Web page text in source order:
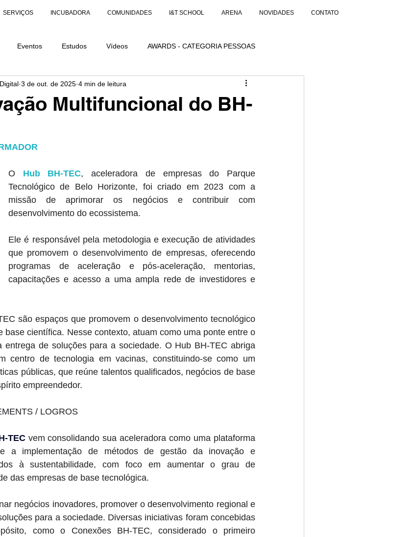
SERVIÇOS INCUBADORA COMUNIDADES I&T SCHOOL ARENA NOVIDADES CONTATO
Eventos Estudos Vídeos AWARDS - CATEGORIA PESSOAS
AWARDS - CATEGORIA DISTINÇÃO
Multifuncional do BH-
3 de out. de 2025 4 min de leitura
O Hub BH-TEC, aceleradora de empresas do Parque
Tecnológico de Belo Horizonte, foi criado em 2023 com a
missão de aprimorar os negócios e contribuir com
desenvolvimento do ecossistema.
Ele é responsável pela metodologia e execução de atividades
que promovem o desenvolvimento de empresas, oferecendo
programas de aceleração e pós-aceleração, mentorias,
capacitações e acesso a uma ampla rede de investidores e
são espaços que promovem o desenvolvimento tecnológico
base científica. Nesse contexto, atuam como uma ponte entre o
entrega de soluções para a sociedade. O Hub BH-TEC abriga
centro de tecnologia em vacinas, constituindo-se como um
públicas, que reúne talentos qualificados, negócios de base
empreendedor.
/ LOGROS
TEC vem consolidando sua aceleradora como uma plataforma
a implementação de métodos de gestão da inovação e
à sustentabilidade, com foco em aumentar o grau de
das empresas de base tecnológica.
negócios inovadores, promover o desenvolvimento regional e
para a sociedade. Diversas iniciativas foram concebidas
como o Conexões BH-TEC, considerado o primeiro